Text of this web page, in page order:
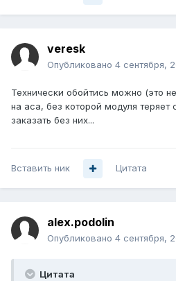
veresk
Опубликовано 4 сентября,
Технически обойтись можно (это
на аса, без которой модуля
заказать без них...
Вставить ник Цитата
alex.podolin
Опубликовано 4 сентября,
Цитата